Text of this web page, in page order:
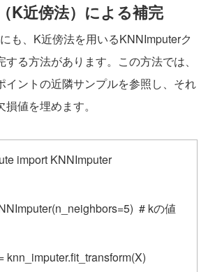
K近傍法）による補完
も、K近傍法を用いるKNNImputerク
る方法があります。この方法では、
イントの近隣サンプルを参照し、それ
値を埋めます。
import KNNImputer
# kの値
knn_imputer.fit_transform(X)